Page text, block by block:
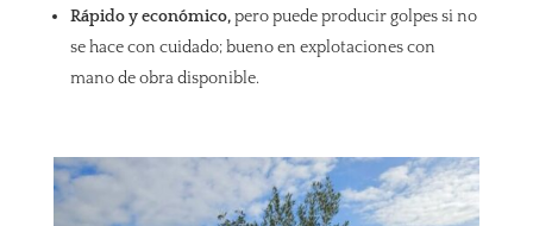
Rápido y económico,pero puede producir golpes si no
se hace con cuidado; bueno en explotaciones con
mano de obra disponible.